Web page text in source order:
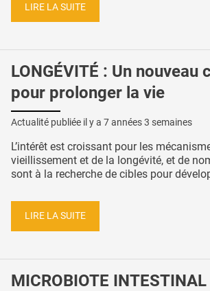
LIRE LA SUITE
LONGÉVITÉ : Un nouveau
pour prolonger la vie
Actualité publiée il y a 7 années 3 semaines
L’intérêt est croissant pour les
vieillissement et de la longévité, et de
sont à la recherche de cibles pour
LIRE LA SUITE
MICROBIOTE